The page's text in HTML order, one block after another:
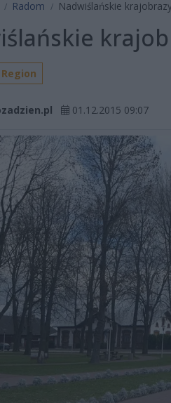
Radom Nadwiślańskie
Region
01.12.2015 09:07